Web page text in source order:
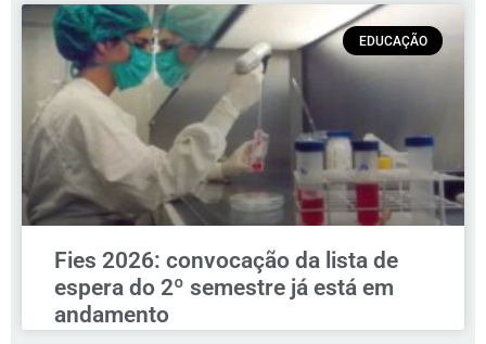
EDUCAÇÃO
Fies 2026: convocação da lista de
espera do 2º semestre já está em
andamento